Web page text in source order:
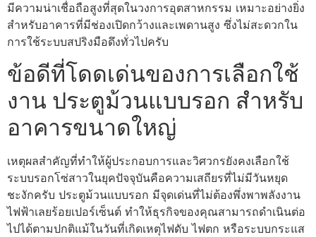
มีความน่าเชื่อถือสูงที่สุดในวงการอุตสาหกรรม เหมาะอย่างยิ่ง
สำหรับอาคารที่มีช่องเปิดกว้างและเพดานสูง ซึ่งไม่สะดวกใน
การใช้ระบบสปริงมือดึงทั่วไปครับ
ข้อดีที่โดดเด่นของการเลือกใช้
งาน ประตูม้วนแบบรอก สำหรับ
อาคารขนาดใหญ่
เหตุผลสำคัญที่ทำให้ผู้ประกอบการและวิศวกรยังคงเลือกใช้
ระบบรอกโซ่สาวในยุคปัจจุบันคือความเสถียรที่ไม่มีวันหยุด
ชะงักครับ ประตูม้วนแบบรอก มีจุดเด่นที่ไม่ต้องพึ่งพาพลังงาน
ไฟฟ้าเลยร้อยเปอร์เซ็นต์ ทำให้ธุรกิจของคุณสามารถดำเนินต่อ
ไปได้ตามปกติแม้ในวันที่เกิดเหตุไฟดับ ไฟตก หรือระบบกระแส